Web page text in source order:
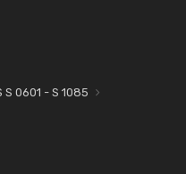
S 0601 - S 1085